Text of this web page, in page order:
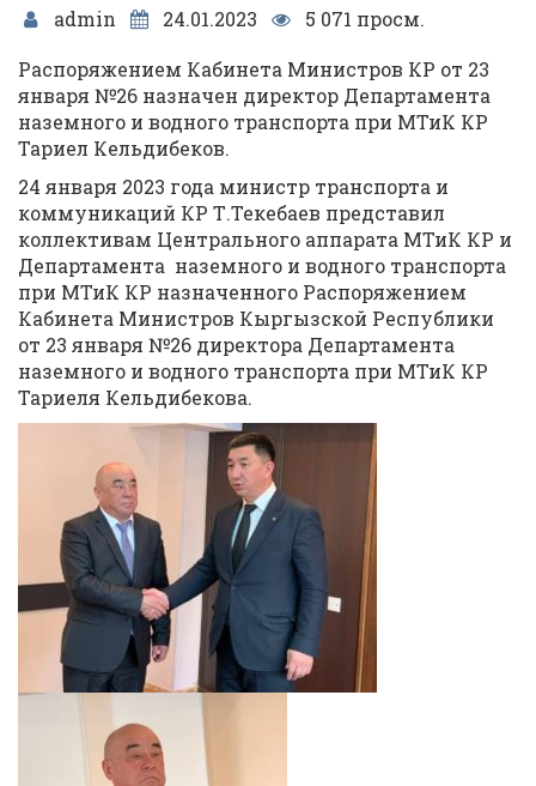
admin 24.01.2023
5 071 просм.
Распоряжением Кабинета Министров КР от 23
января №26 назначен директор Департамента
наземного и водного транспорта при МТиК КР
Тариел Кельдибеков.
24 января 2023 года министр транспорта и
коммуникаций КР Т.Текебаев представил
коллективам Центрального аппарата МТиК КР и
Департамента наземного и водного транспорта
при МТиК КР назначенного Распоряжением
Кабинета Министров Кыргызской Республики
от 23 января №26 директора Департамента
наземного и водного транспорта при МТиК КР
Тариеля Кельдибекова.